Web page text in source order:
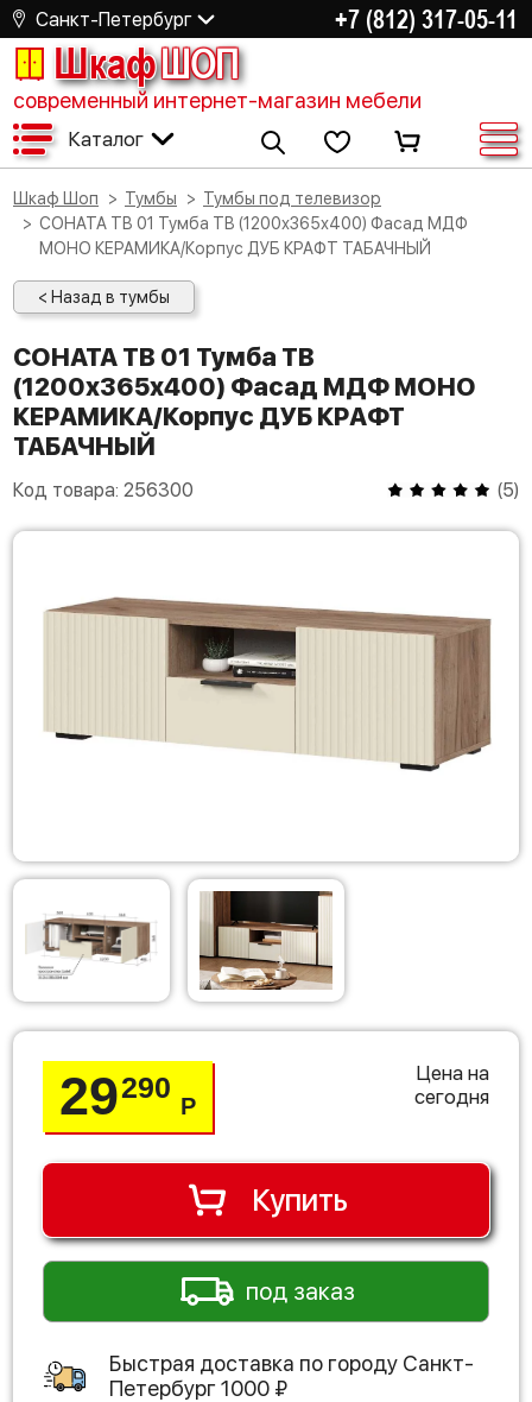
Санкт-Петербург +7 (812) 317-05-11
ШкафШОП
современный интернет-магазин мебели
Каталог
Шкаф Шоп Тумбы
Тумбы под телевизор
СОНАТА ТВ 01 Тумба ТВ (1200х365х400) Фасад МДФ
МОНО КЕРАМИКА/Корпус ДУБ КРАФТ ТАБАЧНЫЙ
< Назад в тумбы
СОНАТА ТВ 01 Тумба ТВ
(1200х365х400) Фасад МДФ МОНО
КЕРАМИКА/Корпус ДУБ КРАФТ
ТАБАЧНЫЙ
Код товара: 256300 (5)
29290
Р
Цена на
сегодня
Купить
под заказ
Быстрая доставка по городу Санкт-
Петербург1000 ₽